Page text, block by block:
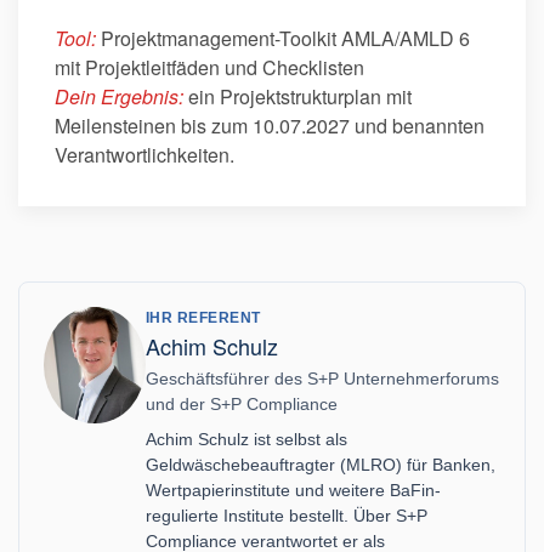
Tool: Projektmanagement-Toolkit AMLA/AMLD 6
mit Projektleitfäden und Checklisten
Dein Ergebnis:ein Projektstrukturplan mit
Meilensteinen bis zum 10.07.2027 und benannten
Verantwortlichkeiten.
IHR REFERENT
Achim Schulz
Geschäftsführer des S+P Unternehmerforums
und der S+P Compliance
Achim Schulz ist selbst als
Geldwäschebeauftragter (MLRO) für Banken,
Wertpapierinstitute und weitere BaFin-
regulierte Institute bestellt. Über S+P
Compliance verantwortet er als